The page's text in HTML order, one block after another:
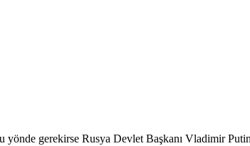
gerekirse Rusya Devlet Başkanı Vladimir